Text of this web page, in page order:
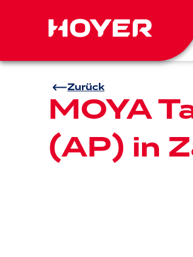
Zurück
MOYA
(AP) in